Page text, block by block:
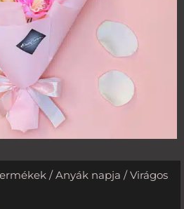
/Anyák napja / Virágos